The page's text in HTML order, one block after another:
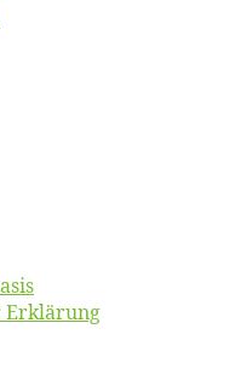
Erklärung